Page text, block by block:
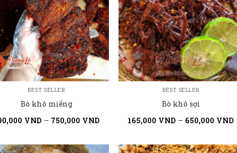
BEST SELLER
Bò khô miếng
VND – 750,000 VND
BEST SELLER
Bò khô sợi
165,000 VND – 650,000 VND